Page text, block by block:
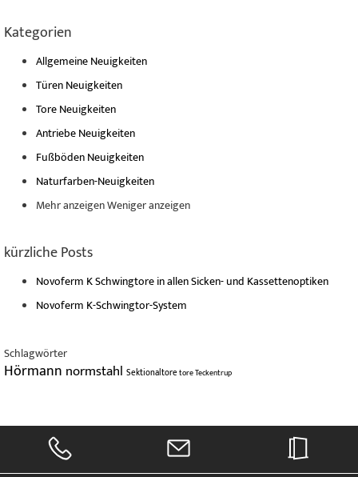
Kategorien
Allgemeine Neuigkeiten
Türen Neuigkeiten
Tore Neuigkeiten
Antriebe Neuigkeiten
Fußböden Neuigkeiten
Naturfarben-Neuigkeiten
Mehr anzeigenWeniger anzeigen
kürzliche Posts
Novoferm K Schwingtore in allen Sicken- und Kassettenoptiken
Novoferm K-Schwingtor-System
Schlagwörter
Hörmann normstahl SektionaltoretoreTeckentrup